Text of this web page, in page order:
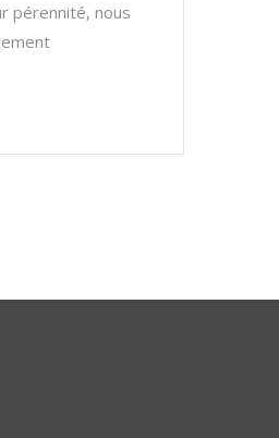
pérennité, nous